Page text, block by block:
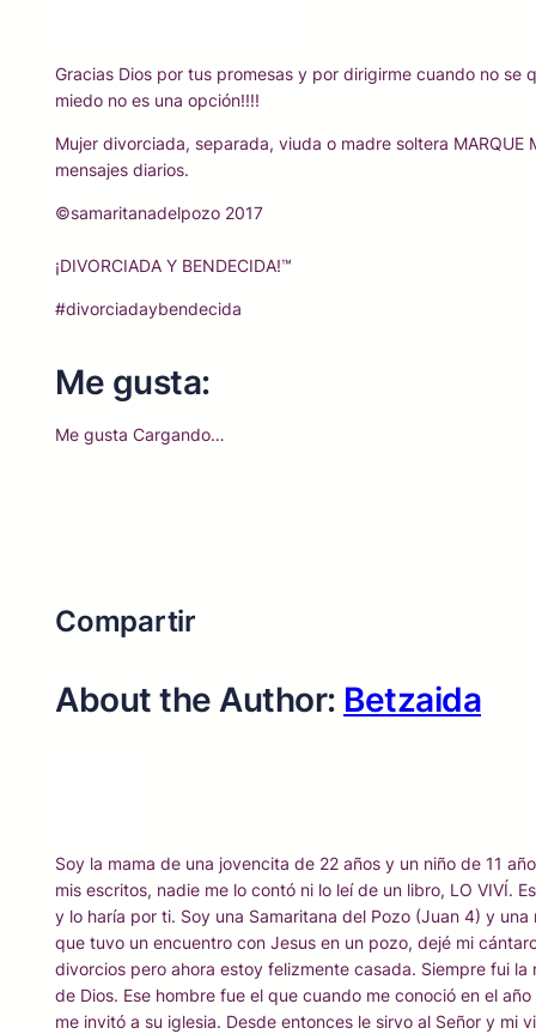
Gracias Dios por tus promesas y por dirigirme cuando no se
miedo no es una opción!!!!
Mujer divorciada, separada, viuda o madre soltera MARQUE
mensajes diarios.
©samaritanadelpozo 2017
¡DIVORCIADA Y BENDECIDA!™
#divorciadaybendecida
Me gusta:
Me gusta Cargando…
Compartir
About the Author: Betzaida
Soy la mama de una jovencita de 22 años y un niño de 11
mis escritos, nadie me lo contó ni lo leí de un libro, LO VIVÍ.
y lo haría por ti. Soy una Samaritana del Pozo (Juan 4) y
que tuvo un encuentro con Jesus en un pozo, dejé mi
divorcios pero ahora estoy felizmente casada. Siempre fui
de Dios. Ese hombre fue el que cuando me conoció en el
me invitó a su iglesia. Desde entonces le sirvo al Señor y mi